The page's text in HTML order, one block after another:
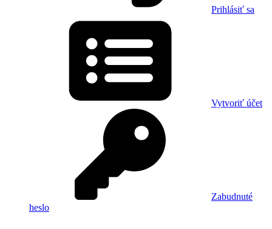
Prihlásiť sa
Vytvoriť účet
Zabudnuté
heslo